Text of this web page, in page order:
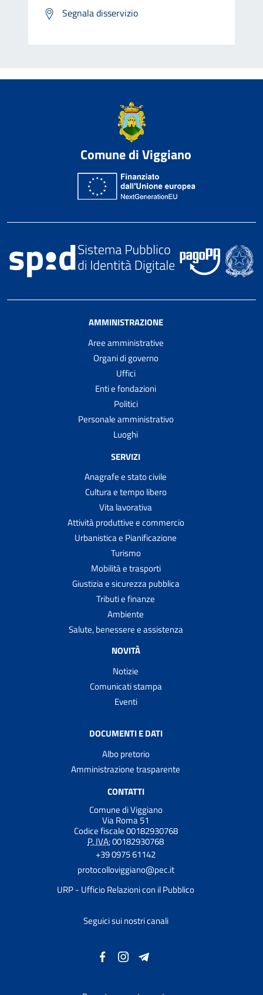
Segnala disservizio
Comune di Viggiano
AMMINISTRAZIONE
Aree amministrative
Organi di governo
Uffici
Enti e fondazioni
Politici
Personale amministrativo
Luoghi
SERVIZI
Anagrafe e stato civile
Cultura e tempo libero
Vita lavorativa
Attività produttive e commercio
Urbanistica e Pianificazione
Turismo
Mobilità e trasporti
Giustizia e sicurezza pubblica
Tributi e finanze
Ambiente
Salute, benessere e assistenza
NOVITÀ
Notizie
Comunicati stampa
Eventi
DOCUMENTI E DATI
Albo pretorio
Amministrazione trasparente
CONTATTI
Comune di Viggiano
Via Roma 51
Codice fiscale 00182930768
P. IVA:00182930768
+39 0975 61142
protocolloviggiano@pec.it
URP - Ufficio Relazioni con il Pubblico
Seguici sui nostri canali